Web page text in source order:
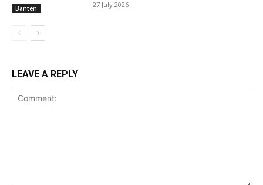
Banten 27 July 2026
LEAVE A REPLY